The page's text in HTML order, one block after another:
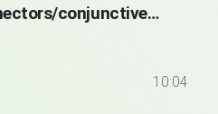
conjunctive
10:04